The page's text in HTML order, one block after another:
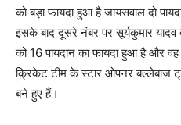
को बड़ा फायदा हुआ है जायसवाल दो
इसके बाद दूसरे नंबर पर सूर्यकुमार
को 16 पायदान का फायदा हुआ है और
क्रिकेट टीम के स्टार ओपनर बल्लेबाज
बने हुए हैं।